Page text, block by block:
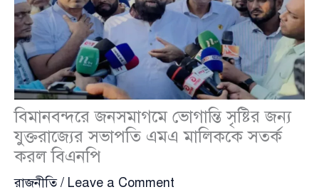
বিমানবন্দরে জনসমাগমে ভোগান্তি সৃষ্টির জন্য
যুক্তরাজ্যের সভাপতি এমএ মালিককে সতর্ক
করল বিএনপি
রাজনীতি/ Leave a Comment